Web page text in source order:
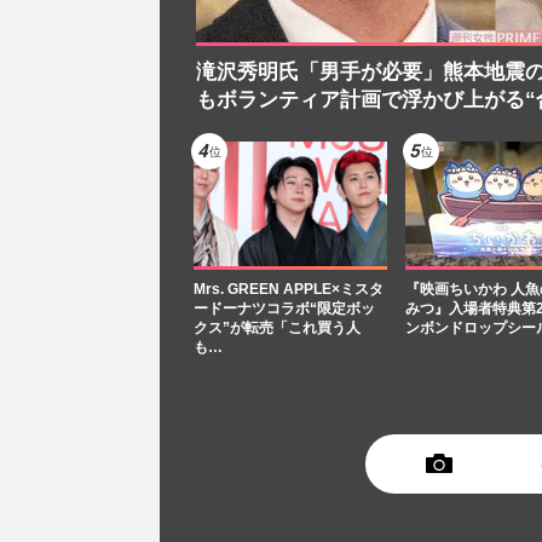
滝沢秀明氏「男手が必要」熊本地震
もボランティア計画で浮かび上がる
Mrs. GREEN APPLE×ミスタ
ードーナツコラボ“限定ボッ
クス”が転売「これ買う人
も…
『映画ちいかわ 人
みつ』入場者特典第
ンボンドロップシ